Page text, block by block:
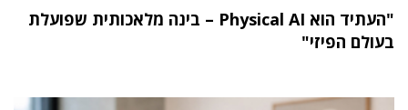
"העתיד הוא Physical AI – בינה מלאכותית שפועלת
בעולם הפיזי"